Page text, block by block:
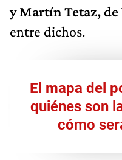
y Martín Tetaz,
entre dichos.
El mapa del
quiénes son
cómo